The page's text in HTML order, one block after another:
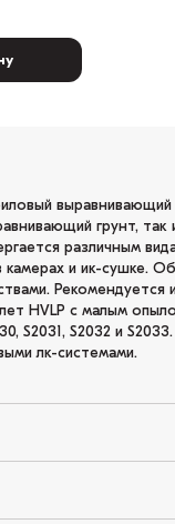
выравнивающий
грунт, так
различным
и ик-сушке.
Рекомендуется
HVLP с малым
S2031, S2032 и
лк-системами.